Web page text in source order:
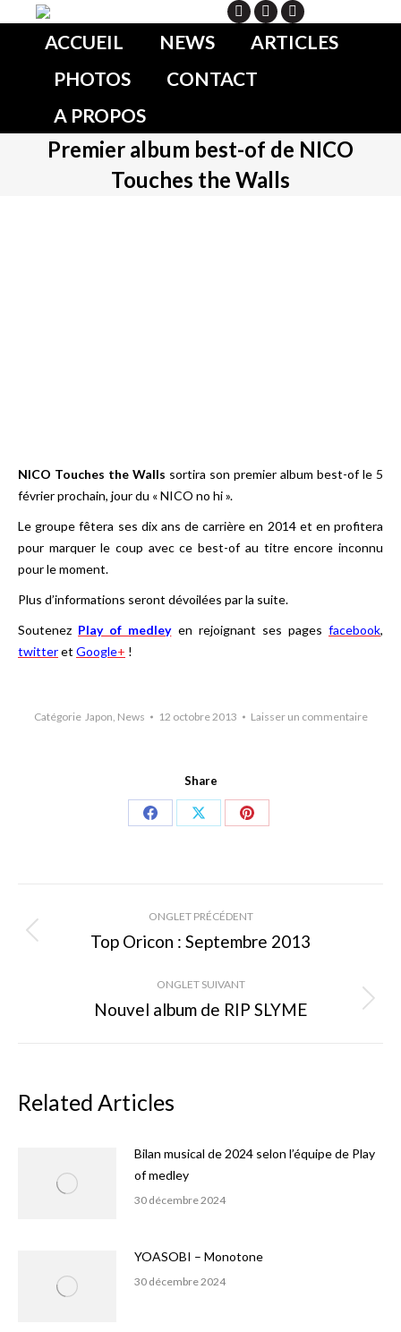
ACCUEIL NEWS
ARTICLES
PHOTOS
CONTACT
A PROPOS
Premier album best-of de NICO
Touches the Walls
NICO Touches the Walls sortira son premier album best-of le 5
février prochain, jour du « NICO no hi ».
Le groupe fêtera ses dix ans de carrière en 2014 et en profitera
pour marquer le coup avec ce best-of au titre encore inconnu
pour le moment.
Plus d’informations seront dévoilées par la suite.
Soutenez Play of medleyen rejoignant ses pages facebook,
twitteret Google+ !
Catégorie Japon, News 12 octobre 2013 Laisser un commentaire
Share
Share
Share
Share
Navigation
de
commentaire
ONGLET PRÉCÉDENT
Onglet
Top Oricon : Septembre 2013
ONGLET SUIVANT
Onglet
Nouvel album de RIP SLYME
Related Articles
Bilan musical de 2024 selon l’équipe de Play
of medley
30 décembre 2024
YOASOBI – Monotone
30 décembre 2024